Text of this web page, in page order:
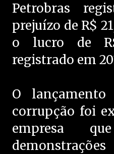
Petrobras
prejuízo de R$
o lucro de
registrado em
O
corrupção foi
empresa